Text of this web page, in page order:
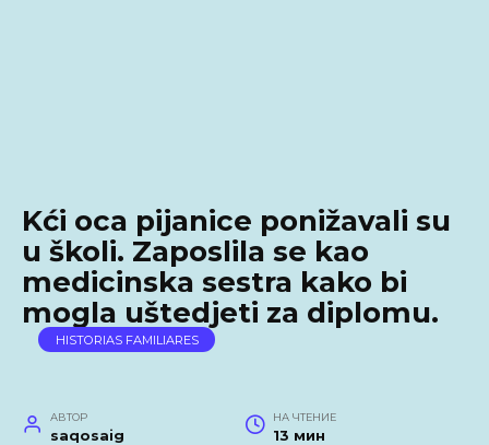
Kći oca pijanice ponižavali su
u školi. Zaposlila se kao
medicinska sestra kako bi
mogla uštedjeti za diplomu.
HISTORIAS FAMILIARES
АВТОР
saqosaig
НА ЧТЕНИЕ
13 мин